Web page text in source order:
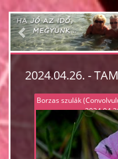
Previous
2024.04.26. -
Borzas szulák